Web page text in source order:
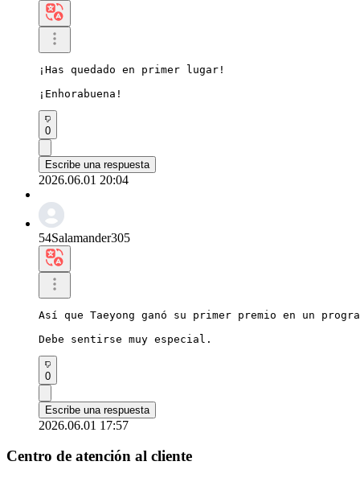
¡Has quedado en primer lugar!
¡Enhorabuena!
0
Escribe una respuesta
2026.06.01 20:04
54Salamander305
Así que Taeyong ganó su primer premio en un
Debe sentirse muy especial.
0
Escribe una respuesta
2026.06.01 17:57
Centro de atención al cliente